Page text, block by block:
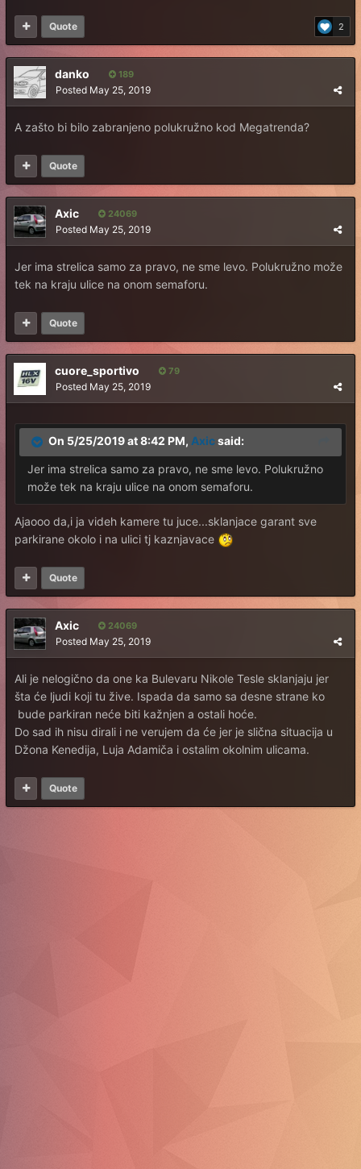
2
Quote
danko 189
Posted May 25, 2019
A zašto bi bilo zabranjeno polukružno kod Megatrenda?
Quote
Axic 24069
Posted May 25, 2019
Jer ima strelica samo za pravo, ne sme levo. Polukružno može
tek na kraju ulice na onom semaforu.
Quote
cuore_sportivo 79
Posted May 25, 2019
On 5/25/2019 at 8:42 PM, Axicsaid:
Jer ima strelica samo za pravo, ne sme levo. Polukružno
može tek na kraju ulice na onom semaforu.
Ajaooo da,i ja videh kamere tu juce...sklanjace garant sve
parkirane okolo i na ulici tj kaznjavace
Quote
Axic 24069
Posted May 25, 2019
Ali je nelogično da one ka Bulevaru Nikole Tesle sklanjaju jer
šta će ljudi koji tu žive. Ispada da samo sa desne strane ko
bude parkiran neće biti kažnjen a ostali hoće.
Do sad ih nisu dirali i ne verujem da će jer je slična situacija u
Džona Kenedija, Luja Adamiča i ostalim okolnim ulicama.
Quote